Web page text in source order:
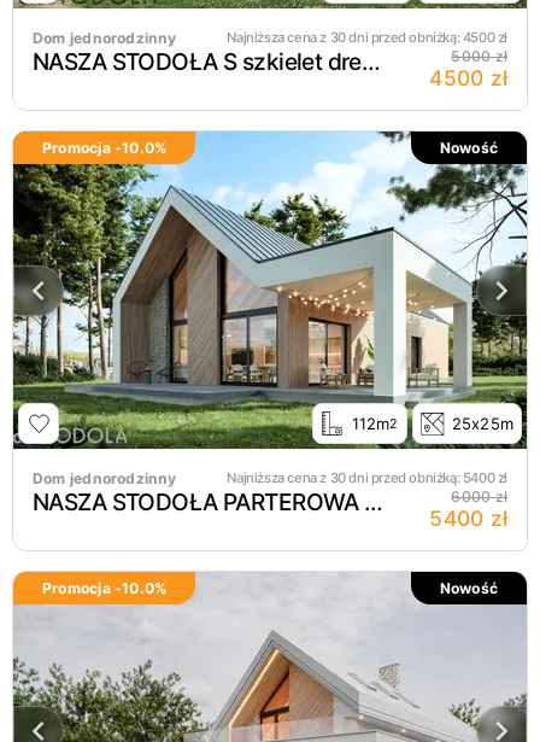
Dom jednorodzinny Najniższa cena z 30 dni przed obniżką:4500zł
NASZA STODOŁA S szkielet drewniany 5000 zł
4500 zł
Promocja -10.0% Nowość
112m2 25x25m
Dom jednorodzinny Najniższa cena z 30 dni przed obniżką: 5400zł
NASZA STODOŁA PARTEROWA Z GARAŻEM murowany 6000 zł
5400 zł
Promocja -10.0% Nowość